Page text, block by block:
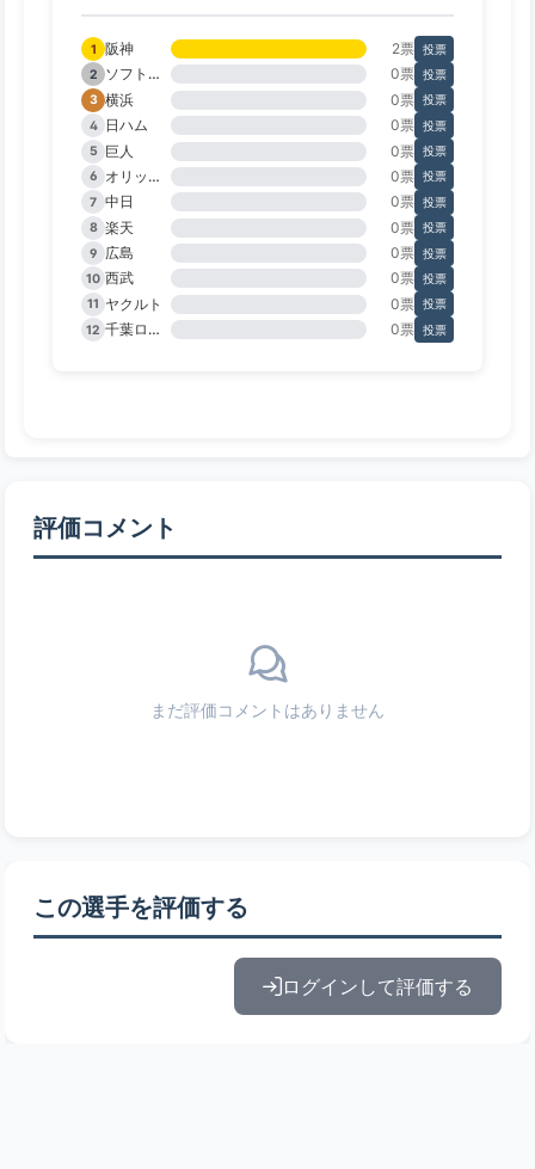
1 阪神 2票 投票
2
ソフトバンク 0票 投票
3 横浜 0票 投票
4
日ハム 0票 投票
5
巨人 0票 投票
6
オリックス 0票 投票
7 中日 0票 投票
8 楽天 0票 投票
9
広島 0票 投票
10 西武 0票 投票
11 ヤクルト 0票 投票
12
千葉ロッテ 0票 投票
評価コメント
まだ評価コメントはありません
この選手を評価する
ログインして評価する